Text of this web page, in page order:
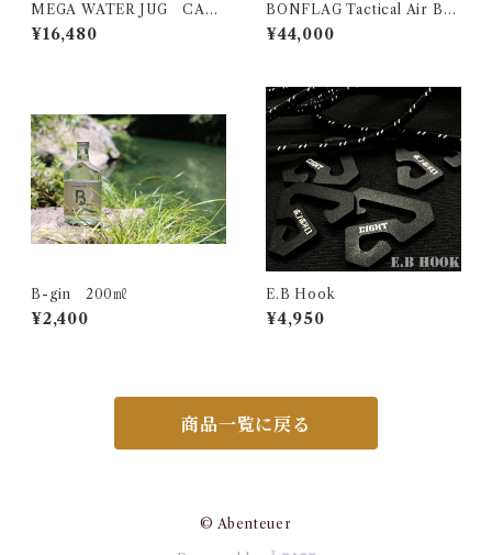
MEGA WATER JUG CARG
O
¥16,480
BONFLAG Tactical Air Bed
2P
¥44,000
B-gin 200㎖
¥2,400
E.B Hook
¥4,950
商品一覧に戻る
© Abenteuer